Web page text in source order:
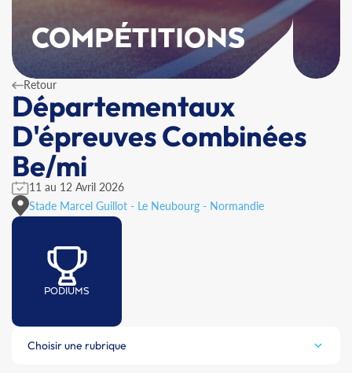
COMPÉTITIONS
Retour
Départementaux
D'épreuves Combinées
Be/mi
11 au 12 Avril 2026
Stade Marcel Guillot - Le Neubourg - Normandie
PODIUMS
Choisir une rubrique